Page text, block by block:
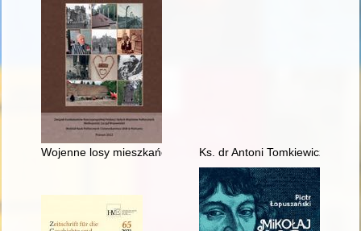
Wojenne losy mieszkańców Nowego Tomyśla
Ks. dr Antoni Tomkiewicz